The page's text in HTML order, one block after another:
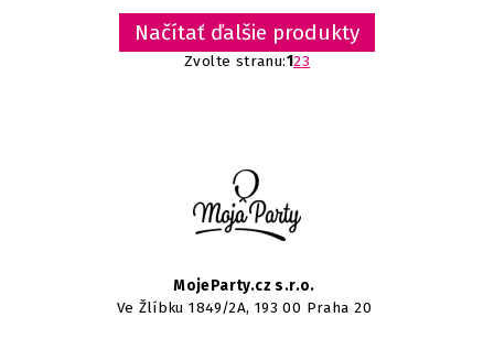
Načítať ďalšie produkty
Zvolte stranu:123
MojeParty.cz s.r.o.
Ve Žlíbku 1849/2A, 193 00 Praha 20